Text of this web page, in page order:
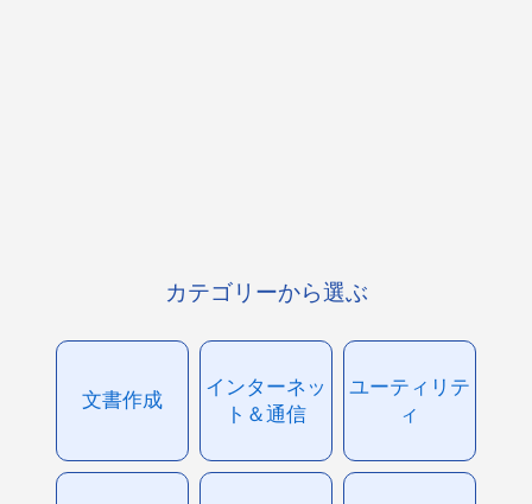
カテゴリーから選ぶ
文書作成
インターネッ
ト＆通信
ユーティリテ
ィ